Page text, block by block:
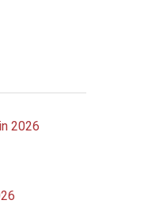
2026